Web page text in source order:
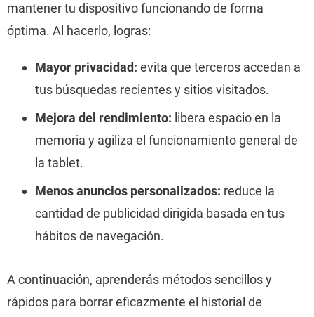
mantener tu dispositivo funcionando de forma
óptima. Al hacerlo, logras:
Mayor privacidad: evita que terceros accedan a
tus búsquedas recientes y sitios visitados.
Mejora del rendimiento: libera espacio en la
memoria y agiliza el funcionamiento general de
la tablet.
Menos anuncios personalizados: reduce la
cantidad de publicidad dirigida basada en tus
hábitos de navegación.
A continuación, aprenderás métodos sencillos y
rápidos para borrar eficazmente el historial de